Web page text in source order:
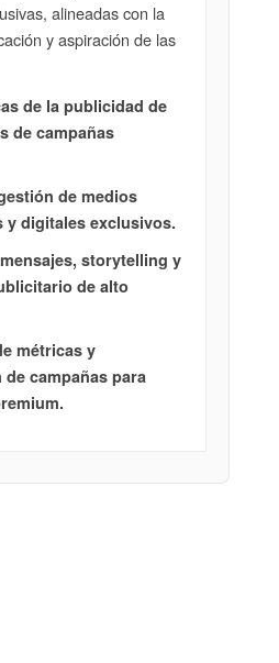
alineadas con la
y aspiración de las
de la publicidad de
de campañas
de medios
y digitales exclusivos.
storytelling y
de alto
métricas y
campañas para